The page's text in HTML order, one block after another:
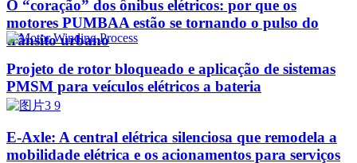
O “coração” dos ônibus elétricos: por que os
motores PUMBAA estão se tornando o pulso do
trânsito urbano
Projeto de rotor bloqueado e aplicação de sistemas
PMSM para veículos elétricos a bateria
E-Axle: A central elétrica silenciosa que remodela a
mobilidade elétrica e os acionamentos para serviços